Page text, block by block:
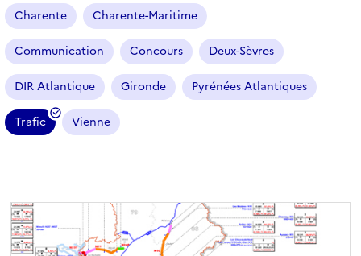
r
t
i
c
l
e
Charente Charente-Maritime
Communication Concours Deux-Sèvres
DIR Atlantique Gironde Pyrénées Atlantiques
Trafic
(
t
r
e
Vienne